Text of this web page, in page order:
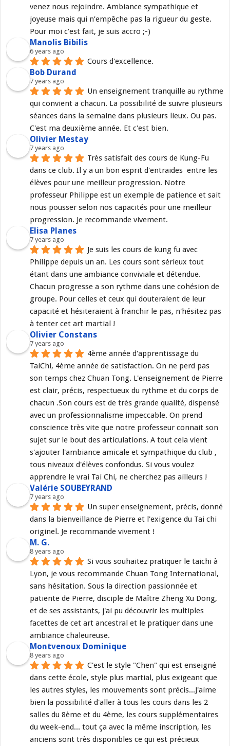
venez nous rejoindre. Ambiance sympathique et
joyeuse mais qui n’empêche pas la rigueur du geste.
Pour moi c'est fait, je suis accro ;-)
Manolis Bibilis
6 years ago
Cours d'excellence.
Bob Durand
7 years ago
Un enseignement tranquille au rythme
qui convient a chacun. La possibilité de suivre plusieurs
séances dans la semaine dans plusieurs lieux. Ou pas.
C'est ma deuxième année. Et c'est bien.
Olivier Mestay
7 years ago
Très satisfait des cours de Kung-Fu
dans ce club. Il y a un bon esprit d'entraides  entre les
élèves pour une meilleur progression. Notre
professeur Philippe est un exemple de patience et sait
nous pousser selon nos capacités pour une meilleur
progression. Je recommande vivement.
Elisa Planes
7 years ago
Je suis les cours de kung fu avec
Philippe depuis un an. Les cours sont sérieux tout
étant dans une ambiance conviviale et détendue.
Chacun progresse a son rythme dans une cohésion de
groupe. Pour celles et ceux qui douteraient de leur
capacité et hésiteraient à franchir le pas, n'hésitez pas
à tenter cet art martial !
Olivier Constans
7 years ago
4ème année d'apprentissage du
TaiChi, 4ème année de satisfaction. On ne perd pas
son temps chez Chuan Tong. L'enseignement de Pierre
est clair, précis, respectueux du rythme et du corps de
chacun .Son cours est de très grande qualité, dispensé
avec un professionnalisme impeccable. On prend
conscience très vite que notre professeur connait son
sujet sur le bout des articulations. A tout cela vient
s'ajouter l'ambiance amicale et sympathique du club ,
tous niveaux d'élèves confondus. Si vous voulez
apprendre le vrai Tai Chi, ne cherchez pas ailleurs !
Valérie SOUBEYRAND
7 years ago
Un super enseignement, précis, donné
dans la bienveillance de Pierre et l'exigence du Tai chi
originel. Je recommande vivement !
M. G.
8 years ago
Si vous souhaitez pratiquer le taichi à
Lyon, je vous recommande Chuan Tong International,
sans hésitation. Sous la direction passionnée et
patiente de Pierre, disciple de Maître Zheng Xu Dong,
et de ses assistants, j'ai pu découvrir les multiples
facettes de cet art ancestral et le pratiquer dans une
ambiance chaleureuse.
Montvenoux Dominique
8 years ago
C'est le style "Chen" qui est enseigné
dans cette école, style plus martial, plus exigeant que
les autres styles, les mouvements sont précis...J'aime
bien la possibilité d'aller à tous les cours dans les 2
salles du 8ème et du 4ème, les cours supplémentaires
du week-end... tout ça avec la même inscription, les
anciens sont très disponibles ce qui est précieux